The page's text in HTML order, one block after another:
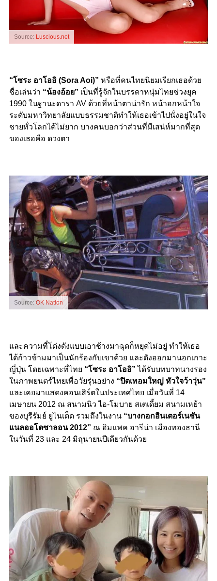
Source: Luscious.net
“โซระ อาโออิ (Sora Aoi)” หรือที่คนไทยนิยมเรียกเธอด้วย
ชื่อเล่นว่า “น้องอ้อย” เป็นที่รู้จักในบรรดาหนุ่มไทยช่วงยุค
1990 ในฐานะดารา AV ด้วยที่หน้าตาน่ารัก หน้าอกหน้าใจ
ระดับมหาวิทยาลัยแบบธรรมชาติทำให้เธอเข้าไปนั่งอยู่ในใจ
ชายทั่วโลกได้ไม่ยาก บางคนบอกว่าส่วนที่มีเสน่ห์มากที่สุด
ของเธอคือ ดวงตา
Source: OK Nation
และความที๋โด่งดังแบบเอาช้างมาฉุดก็หยุดไม่อยู่ ทำให้เธอ
ได้ก้าวข้ามมาเป็นนักร้องกับเขาด้วย และดังออกมานอกเกาะ
ญี่ปุ่น โดยเฉพาะที่ไทย “โซระ อาโออิ” ได้รับบทบาทนางรอง
ในภาพยนตร์ไทยเพื่อวัยรุ่นอย่าง “ปิดเทอมใหญ่ หัวใจว้าวุ่น”
และเคยมาแสดงคอนเสิร์ตในประเทศไทย เมื่อวันที่ 14
เมษายน 2012 ณ สนามนิว ไอ-โมบาย สเตเดี้ยม สนามเหย้า
ของบุรีรัมย์ ยูไนเต็ด รวมถึงในงาน “บางกอกอินเตอร์เนชัน
แนลออโตซาลอน 2012” ณ อิมแพค อารีน่า เมืองทองธานี
ในวันที่ 23 และ 24 มิถุนายนปีเดียวกันด้วย